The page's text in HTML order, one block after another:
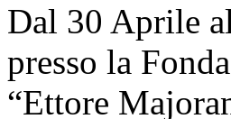
Dal 30 Aprile
presso la
“Ettore